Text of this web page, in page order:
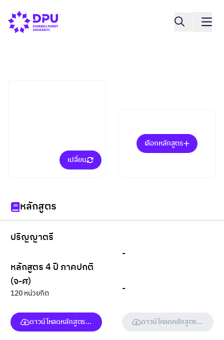
เปลี่ยน
เลือกหลักสูตร
หลักสูตร
ปริญญาตรี
หลักสูตร 4 ปี ภาคปกติ
(จ-ศ)
120 หน่วยกิต
ดาวน์โหลดหลักสูตร (ฉบับเต็ม)
-
-
ดาวน์โหลดหลักสูตร (ฉบับเต็